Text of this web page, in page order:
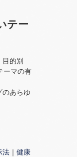
テー
的別
ーマの有
のあらゆ
法 ｜ 健康